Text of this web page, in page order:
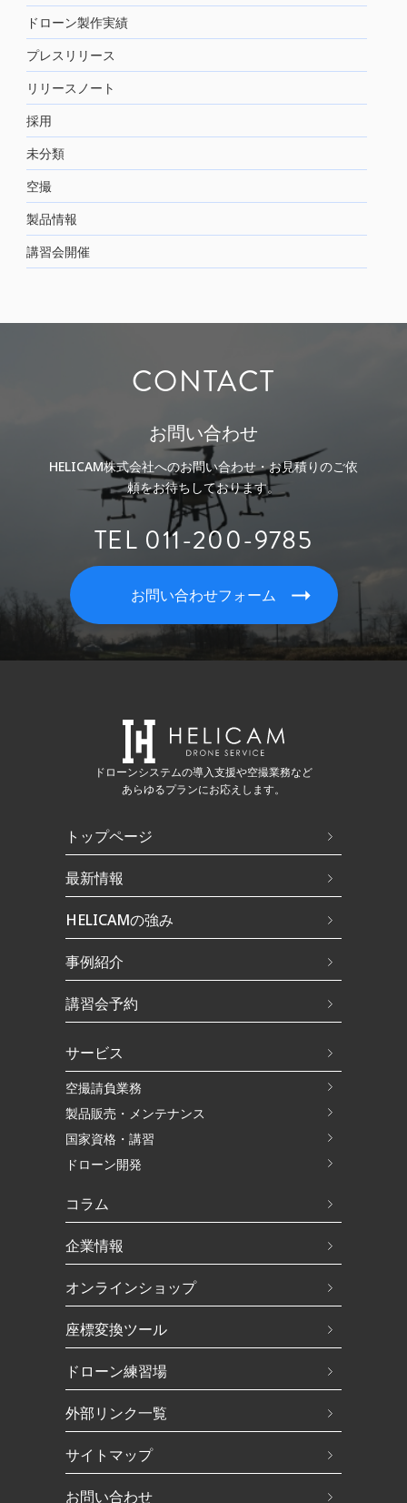
ドローン製作実績
プレスリリース
リリースノート
採用
未分類
空撮
製品情報
講習会開催
CONTACT
お問い合わせ
HELICAM株式会社へのお問い合わせ・お見積りのご依
頼をお待ちしております。
TEL 011-200-9785
お問い合わせフォーム
ドローンシステムの導入支援や空撮業務など
あらゆるプランにお応えします。
トップページ
最新情報
HELICAMの強み
事例紹介
講習会予約
サービス
空撮請負業務
製品販売・メンテナンス
国家資格・講習
ドローン開発
コラム
企業情報
オンラインショップ
座標変換ツール
ドローン練習場
外部リンク一覧
サイトマップ
お問い合わせ